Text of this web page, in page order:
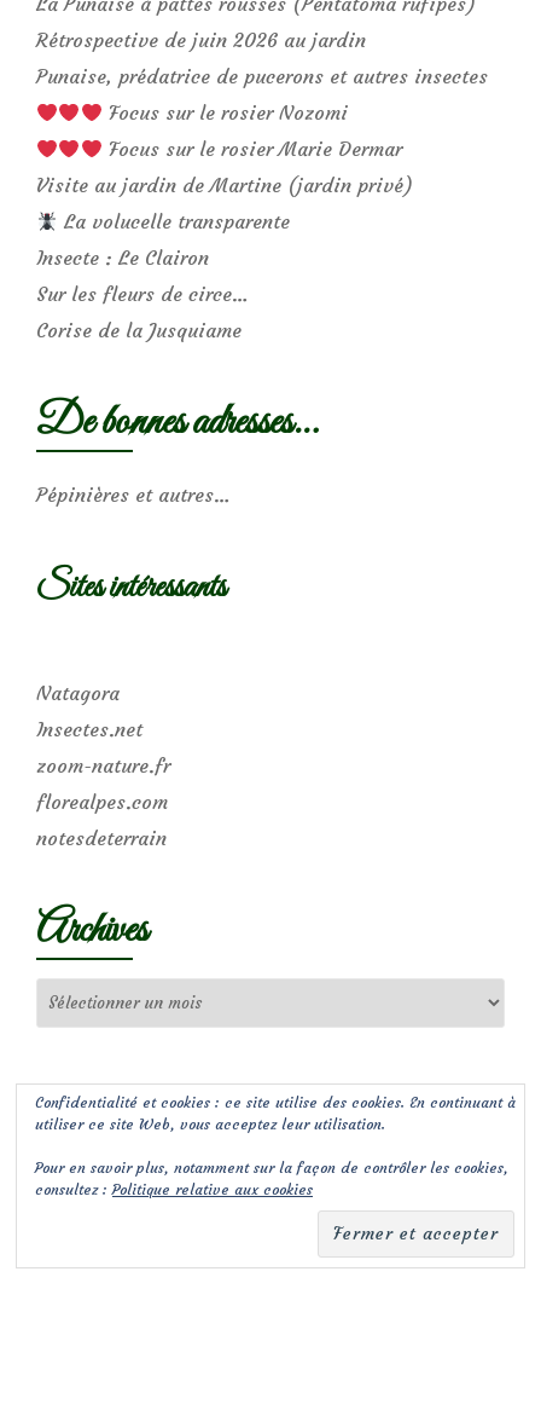
Rétrospective de juin 2026 au jardin
Punaise, prédatrice de pucerons et autres insectes
Focus sur le rosier Nozomi
Focus sur le rosier Marie Dermar
Visite au jardin de Martine (jardin privé)
La volucelle transparente
Insecte : Le Clairon
Sur les fleurs de circe…
Corise de la Jusquiame
De bonnes adresses…
Pépinières et autres…
Sites intéressants
Natagora
Insectes.net
zoom-nature.fr
florealpes.com
notesdeterrain
Archives
Confidentialité et cookies : ce site utilise des cookies. En continuant à
utiliser ce site Web, vous acceptez leur utilisation.
Pour en savoir plus, notamment sur la façon de contrôler les cookies,
consultez :Politique relative aux cookies